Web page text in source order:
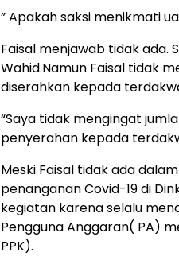
” Apakah saksi menikmati
Faisal menjawab tidak ada.
Wahid.Namun Faisal tidak
diserahkan kepada
“Saya tidak mengingat
penyerahan kepada
Meski Faisal tidak ada
penanganan Covid-19 di
kegiatan karena selalu
Pengguna Anggaran( PA)
PPK).